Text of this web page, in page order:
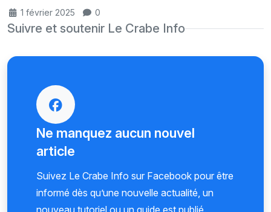
1 février 2025 0
Suivre et soutenir Le Crabe Info
Ne manquez aucun nouvel
article
Suivez Le Crabe Info sur Facebook pour être
informé dès qu’une nouvelle actualité, un